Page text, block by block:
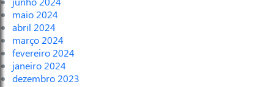
maio 2024
abril 2024
março 2024
fevereiro 2024
janeiro 2024
dezembro 2023